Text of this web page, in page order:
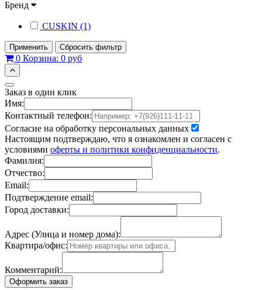
Бренд
CUSKIN (1)
Применить Сбросить фильтр
0 Корзина: 0 руб
Заказ в один клик
Имя:
Контактный телефон:
Согласие на обработку персональных данных
Настоящим подтверждаю, что я ознакомлен и согласен с
условиями оферты и политики конфиденциальности.
Фамилия:
Отчество:
Email:
Подтверждение email:
Город доставки:
Адрес (Улица и номер дома):
Квартира/офис:
Комментарий:
Оформить заказ